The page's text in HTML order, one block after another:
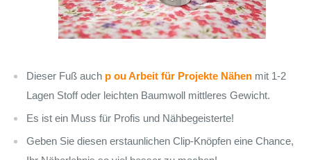
Dieser Fuß auch p ou Arbeit für Projekte Nähen mit 1-2
Lagen Stoff oder leichten Baumwoll mittleres Gewicht.
Es ist ein Muss für Profis und Nähbegeisterte!
Geben Sie diesen erstaunlichen Clip-Knöpfen eine Chance,